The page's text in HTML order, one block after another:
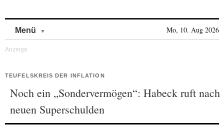
Menü Mo, 10. Aug 2026
TEUFELSKREIS DER INFLATION
Noch ein „Sondervermögen“: Habeck ruft nach
neuen Superschulden